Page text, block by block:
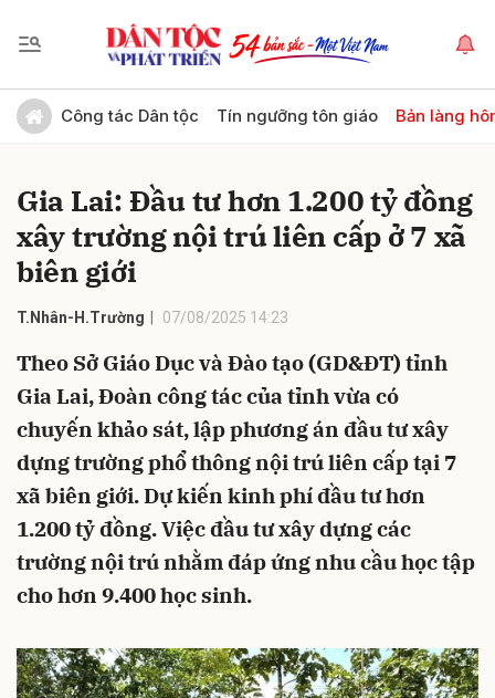
Công tác Dân tộc Tín ngưỡng tôn giáo Bản làng
Gia Lai: Đầu tư hơn 1.200 tỷ đồng
xây trường nội trú liên cấp ở 7 xã
biên giới
T.Nhân-H.Trường 07/08/2025 14:23
Theo Sở Giáo Dục và Đào tạo (GD&ĐT) tỉnh
Gia Lai, Đoàn công tác của tỉnh vừa có
chuyến khảo sát, lập phương án đầu tư xây
dựng trường phổ thông nội trú liên cấp tại 7
xã biên giới. Dự kiến kinh phí đầu tư hơn
1.200 tỷ đồng. Việc đầu tư xây dựng các
trường nội trú nhằm đáp ứng nhu cầu học tập
cho hơn 9.400 học sinh.
Gửi bình luận